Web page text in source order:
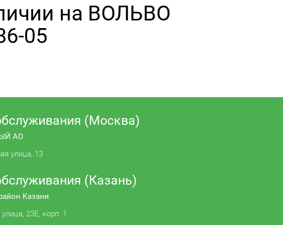
на ВОЛЬВО
05
(Москва)
АО
улица, 13
(Казань)
Казани
23Е, корп. 1